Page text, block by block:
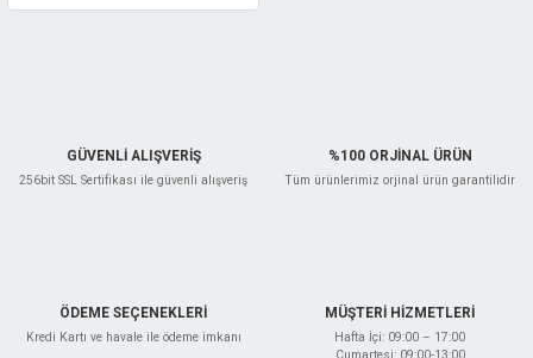
GÜVENLİ ALIŞVERİŞ
256bit SSL Sertifikası ile güvenli alışveriş
%100 ORJİNAL ÜRÜN
Tüm ürünlerimiz orjinal ürün garantilidir
ÖDEME SEÇENEKLERİ
Kredi Kartı ve havale ile ödeme imkanı
MÜŞTERİ HİZMETLERİ
Hafta İçi: 09:00 – 17:00
Cumartesi: 09:00-13:00